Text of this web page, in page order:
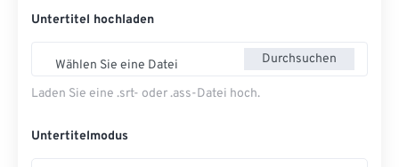
Untertitel hochladen
Wählen Sie eine Datei Durchsuchen
Laden Sie eine .srt- oder .ass-Datei hoch.
Untertitelmodus